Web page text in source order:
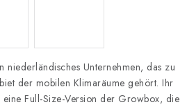
niederländisches Unternehmen, das zu
der mobilen Klimaräume gehört. Ihr
eine Full-Size-Version der Growbox, die